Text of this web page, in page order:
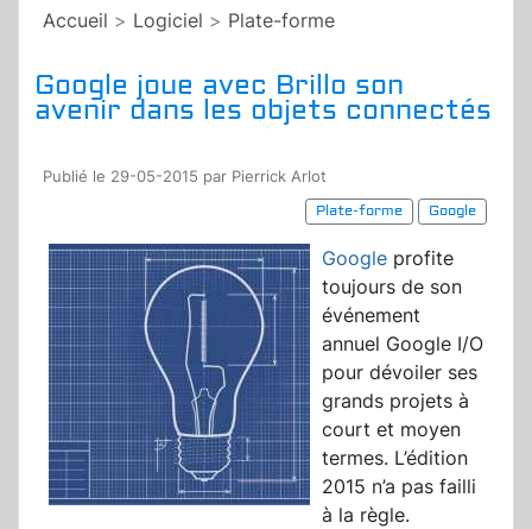
Accueil > Logiciel > Plate-forme
Google joue avec Brillo son
avenir dans les objets connectés
Publié le 29-05-2015 par Pierrick Arlot
Plate-forme
Google
Google profite
toujours de son
événement
annuel Google I/O
pour dévoiler ses
grands projets à
court et moyen
termes. L’édition
2015 n’a pas failli
à la règle.